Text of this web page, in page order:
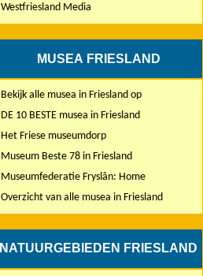
Westfriesland Media
MUSEA FRIESLAND
Bekijk alle musea in Friesland op
DE 10 BESTE musea in Friesland
Het Friese museumdorp
Museum Beste 78 in Friesland
Museumfederatie Fryslân: Home
Overzicht van alle musea in Friesland
NATUURGEBIEDEN FRIESLAND